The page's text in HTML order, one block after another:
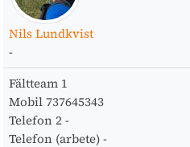
Nils Lundkvist
-
Fältteam 1
Mobil 737645343
Telefon 2 -
Telefon (arbete) -